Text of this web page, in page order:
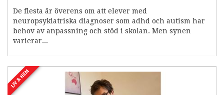
De flesta är överens om att elever med
neuropsykiatriska diagnoser som adhd och autism har
behov av anpassning och stöd i skolan. Men synen
varierar...
LIV & HEM